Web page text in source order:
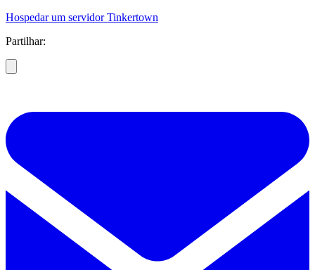
Hospedar um servidor Tinkertown
Partilhar: